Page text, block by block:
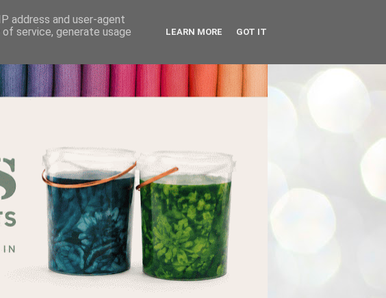
address and user-agent
service, generate usage
LEARN MORE GOT IT